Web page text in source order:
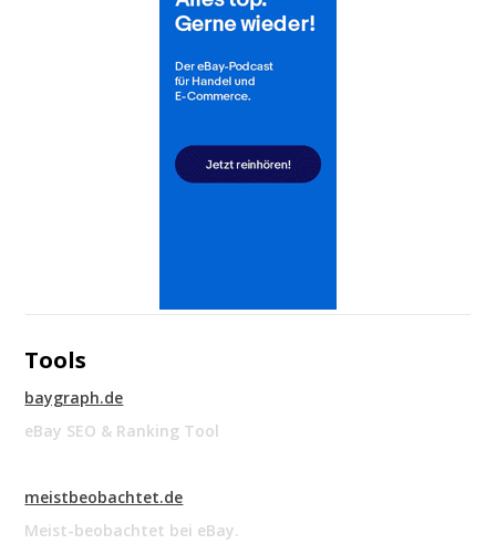
Tools
baygraph.de
eBay SEO & Ranking Tool
meistbeobachtet.de
Meist-beobachtet bei eBay.